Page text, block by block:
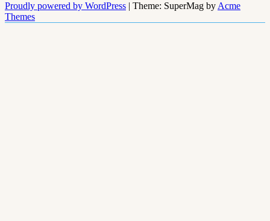
Proudly powered by WordPress | Theme: SuperMag by Acme
Themes